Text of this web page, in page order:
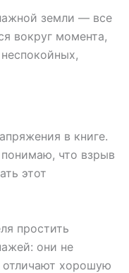
земли — все
вокруг момента,
в книге.
что взрыв
этот
простить
они не
отличают хорошую